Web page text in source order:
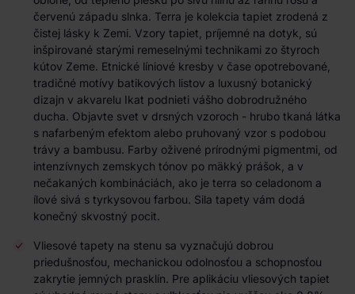
červenú západu slnka. Terra je kolekcia tapiet zrodená z
čistej lásky k Zemi. Vzory tapiet, príjemné na dotyk, sú
inšpirované starými remeselnými technikami zo štyroch
kútov Zeme. Etnické líniové kresby v čase opotrebované,
tradičné motívy batikových listov a luxusný botanický
dizajn v akvarelu Ikat podnieti vášho dobrodružného
ducha. Objavte svet v drsných vzoroch - hrubo tkaná látka
s nafarbeným efektom alebo pruhovaný vzor s podobou
trávy a bambusu. Farby oživené prírodnými pigmentmi, od
intenzívnych zemskych tónov po mäkký prášok, a v
nečakaných kombináciách, ako je terra so celadonom a
ílové sivá s tyrkysovou farbou. Sila tapety vám dodá
konečný skvostný pocit.
Vliesové tapety na stenu sa vyznačujú dobrou
priedušnosťou, mechanickou odolnosťou a schopnosťou
zakrytie jemných prasklín. Pre aplikáciu vliesových tapiet